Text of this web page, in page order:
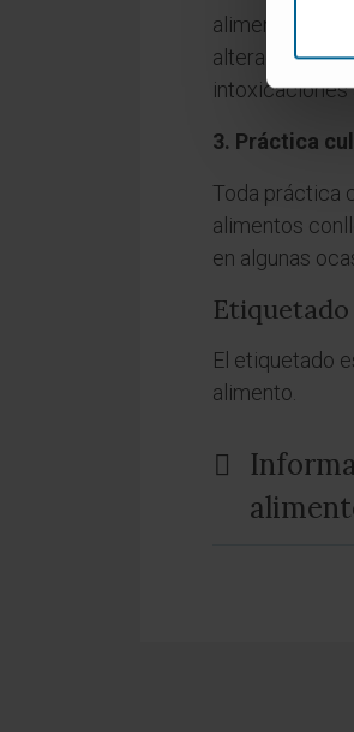
alimentos. En
alteraciones
intoxicaciones
3. Práctica
Toda práctica
alimentos
en algunas
El etiquetado
alimento.